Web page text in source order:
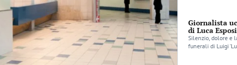
Giornalista
di Luca
Silenzio, dolore e
funerali di Luigi